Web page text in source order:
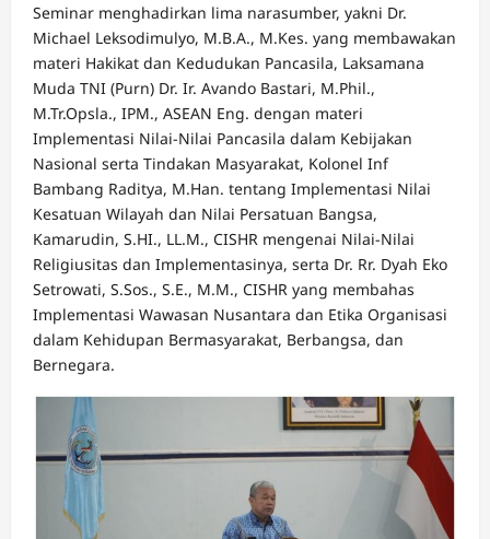
Seminar menghadirkan lima narasumber, yakni Dr.
Michael Leksodimulyo, M.B.A., M.Kes. yang membawakan
materi Hakikat dan Kedudukan Pancasila, Laksamana
Muda TNI (Purn) Dr. Ir. Avando Bastari, M.Phil.,
M.Tr.Opsla., IPM., ASEAN Eng. dengan materi
Implementasi Nilai-Nilai Pancasila dalam Kebijakan
Nasional serta Tindakan Masyarakat, Kolonel Inf
Bambang Raditya, M.Han. tentang Implementasi Nilai
Kesatuan Wilayah dan Nilai Persatuan Bangsa,
Kamarudin, S.HI., LL.M., CISHR mengenai Nilai-Nilai
Religiusitas dan Implementasinya, serta Dr. Rr. Dyah Eko
Setrowati, S.Sos., S.E., M.M., CISHR yang membahas
Implementasi Wawasan Nusantara dan Etika Organisasi
dalam Kehidupan Bermasyarakat, Berbangsa, dan
Bernegara.